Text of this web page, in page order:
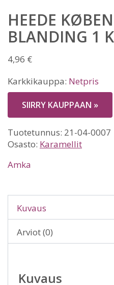
HEEDE
BLANDING 1
4,96 €
Karkkikauppa: Netpris
SIIRRY KAUPPAAN »
Tuotetunnus: 21-04-0007
Osasto: Karamellit
Amka
Kuvaus
Arviot (0)
Kuvaus